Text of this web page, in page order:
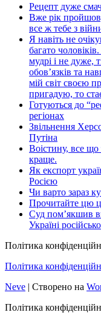
Рецепт дуже
Вже рік
все ж тебе з
Я навіть не
багато
мудрі і не дуже,
обов’язків та
мій світ своєю
пригадую, то
Готуються до
регіонах
Звільнення
Путіна
Воістину, все що
краще.
Як експорт
Росією
Чи варто зараз
Прочитайте цю
Суд пом’якшив
Україні
Політика
Політика
Neve | Створено на
Політика